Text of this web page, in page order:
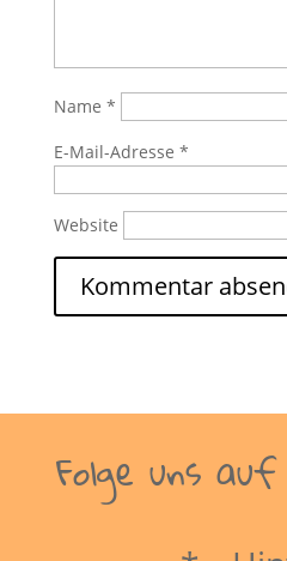
Name *
E-Mail-Adresse *
Website
Folge uns